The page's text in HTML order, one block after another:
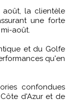
la clientèle
une forte
août.
et du Golfe
qu'en
confondues
d'Azur et de